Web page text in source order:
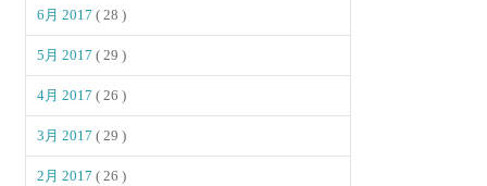
6月 2017( 28 )
5月 2017( 29 )
4月 2017( 26 )
3月 2017( 29 )
2月 2017( 26 )